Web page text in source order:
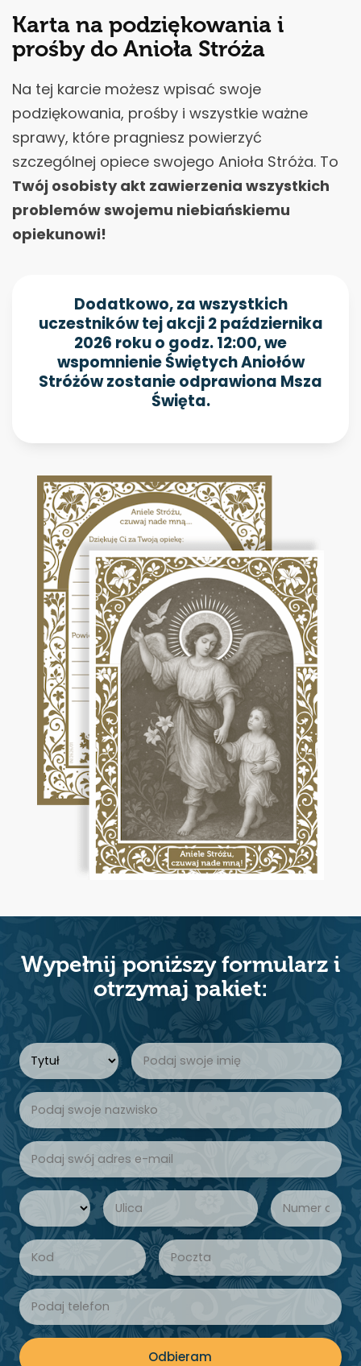
Karta na podziękowania i
prośby do Anioła Stróża
Na tej karcie możesz wpisać swoje
podziękowania, prośby i wszystkie ważne
sprawy, które pragniesz powierzyć
szczególnej opiece swojego Anioła Stróża. To
Twój osobisty akt zawierzenia wszystkich
problemów swojemu niebiańskiemu
opiekunowi!
Dodatkowo, za wszystkich
uczestników tej akcji 2 października
2026 roku o godz. 12:00, we
wspomnienie Świętych Aniołów
Stróżów zostanie odprawiona Msza
Święta.
Wypełnij poniższy formularz i
otrzymaj pakiet:
Odbieram